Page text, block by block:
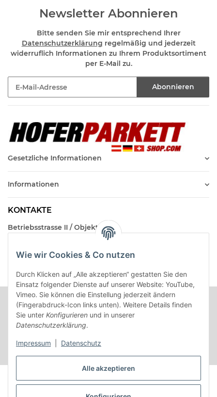
Alle akzeptieren
Wie wir Cookies & Co nutzen
Durch Klicken auf „Alle akzeptieren“ gestatten Sie den
Einsatz folgender Dienste auf unserer Website: YouTube,
Vimeo. Sie können die Einstellung jederzeit ändern
(Fingerabdruck-Icon links unten). Weitere Details finden
Sie unter Konfigurieren und in unserer
Datenschutzerklärung.
Impressum Datenschutz
Newsletter Abonnieren
Bitte senden Sie mir entsprechend Ihrer
Datenschutzerklärung regelmäßig und jederzeit
widerruflich Informationen zu Ihrem Produktsortiment
per E-Mail zu.
Abonnieren
Gesetzliche Informationen
Informationen
KONTAKTE
Betriebsstrasse II / Objekt 17
Kontakt
Vertrag widerrufen